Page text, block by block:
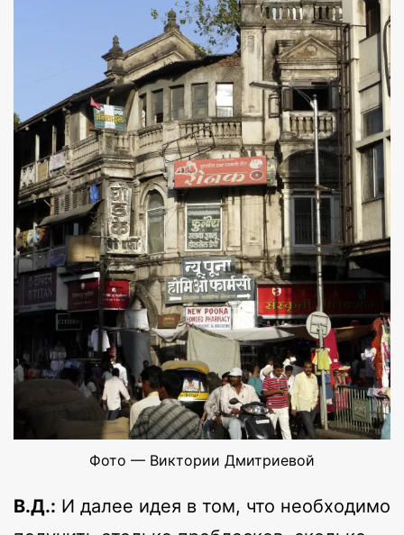
Фото — Виктории Дмитриевой
В.Д.: И далее идея в том, что необходимо